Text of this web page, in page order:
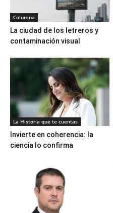
Columna
La ciudad de los letreros y
contaminación visual
La Historia que te cuentas
Invierte en coherencia: la
ciencia lo confirma